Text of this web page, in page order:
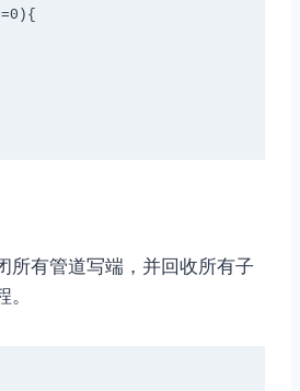
所有管道写端，并回收所有子